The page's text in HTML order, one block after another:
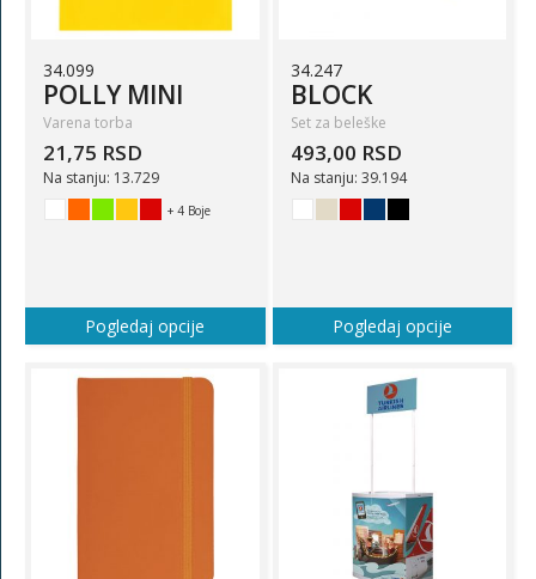
34.099
POLLY MINI
Varena torba
21,75 RSD
Na stanju: 13.729
+ 4 Boje
Pogledaj opcije
34.247
BLOCK
Set za beleške
493,00 RSD
Na stanju: 39.194
Pogledaj opcije